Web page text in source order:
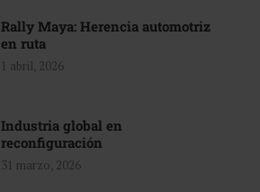
Rally Maya: Herencia automotriz
en ruta
1 abril, 2026
Industria global en
reconfiguración
31 marzo, 2026